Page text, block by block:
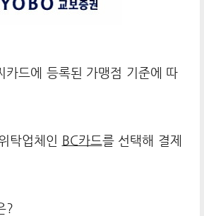
카드에 등록된 가맹점 기준에 따
탁업체인 BC카드를 선택해 결제
?